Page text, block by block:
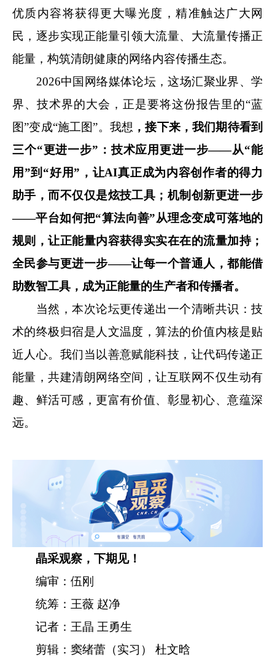
优质内容将获得更大曝光度，精准触达广大网
民，逐步实现正能量引领大流量、大流量传播正
能量，构筑清朗健康的网络内容传播生态。
2026中国网络媒体论坛，这场汇聚业界、学
界、技术界的大会，正是要将这份报告里的“蓝
图”变成“施工图”。我想 ，接下来，我们期待看到
三个“更进一步”：技术应用更进一步——从“能
用”到“好用”，让AI真正成为内容创作者的得力
助手，而不仅仅是炫技工具；机制创新更进一步
——平台如何把“算法向善”从理念变成可落地的
规则，让正能量内容获得实实在在的流量加持；
全民参与更进一步——让每一个普通人，都能借
助数智工具，成为正能量的生产者和传播者。
当然，本次论坛更传递出一个清晰共识：技
术的终极归宿是人文温度，算法的价值内核是贴
近人心。我们当以善意赋能科技，让代码传递正
能量，共建清朗网络空间，让互联网不仅生动有
趣、鲜活可感，更富有价值、彰显初心、意蕴深
远。
晶采观察，下期见！
编审：伍刚
统筹：王薇 赵净
记者：王晶 王勇生
剪辑：窦绪蕾（实习） 杜文晗